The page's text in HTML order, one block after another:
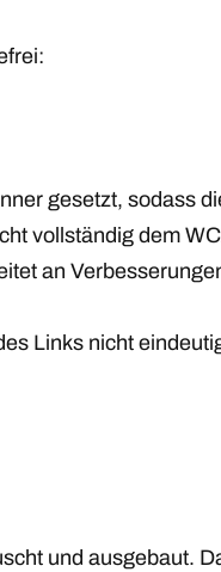
gesetzt, sodass
vollständig dem
an
Links nicht
und ausgebaut.